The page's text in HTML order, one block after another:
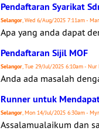
Pendaftaran Syarikat
Selangor, Wed 6/Aug/2025 7:11am -
Apa yang anda dapat
Pendaftaran Sijil MOF
Selangor, Tue 29/Jul/2025 6:10am - Nur
Anda ada masalah
Runner untuk
Selangor, Mon 14/Jul/2025 6:30am -
Assalamualaikum dan